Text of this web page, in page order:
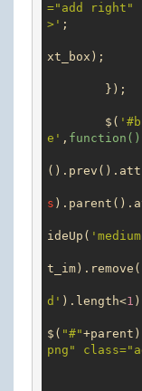
="add right"
>' ;
xt_box);
	$(
e' , function ( )
s
ideUp(
d' ).length<1
$( "#"
png"